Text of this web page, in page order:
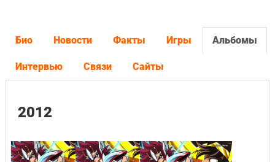
Био Новости Факты Игры Альбомы
Интервью Связи Сайты
2012